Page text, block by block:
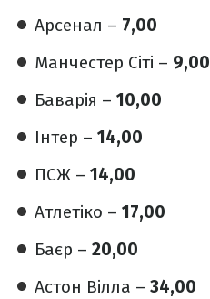
Арсенал – 7,00
Манчестер Сіті – 9,00
Баварія – 10,00
Інтер – 14,00
ПСЖ – 14,00
Атлетіко – 17,00
Баєр – 20,00
Астон Вілла – 34,00